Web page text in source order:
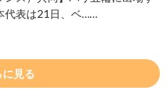
代表は21日、ベ……
に見る